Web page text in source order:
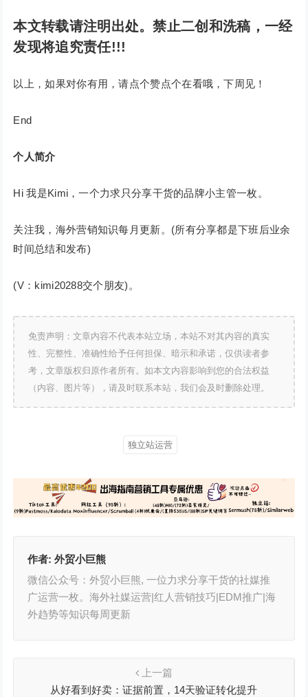
本文转载请注明出处。禁止二创和洗稿，一经
发现将追究责任!!!
以上，如果对你有用，请点个赞点个在看哦，下周见！
End
个人简介
Hi 我是Kimi，一个力求只分享干货的品牌小主管一枚。
关注我，海外营销知识每月更新。(所有分享都是下班后业余
时间总结和发布)
(V：kimi20288交个朋友)。
免责声明：文章内容不代表本站立场，本站不对其内容的真实
性、完整性、准确性给予任何担保、暗示和承诺，仅供读者参
考，文章版权归原作者所有。如本文内容影响到您的合法权益
（内容、图片等），请及时联系本站，我们会及时删除处理。
独立站运营
作者:外贸小巨熊
微信公众号：外贸小巨熊, 一位力求分享干货的社媒推
广运营一枚。海外社媒运营|红人营销技巧|EDM推广|海
外趋势等知识每周更新
上一篇
从好看到好卖：证据前置，14天验证转化提升